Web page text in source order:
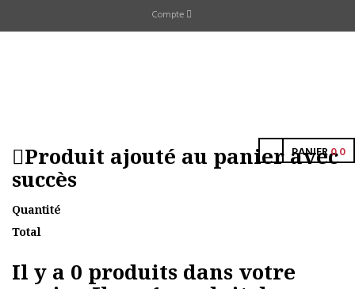
Compte
PANIER00
Produit ajouté au panier avec
succès
Quantité
Total
Il y a 0 produits dans votre